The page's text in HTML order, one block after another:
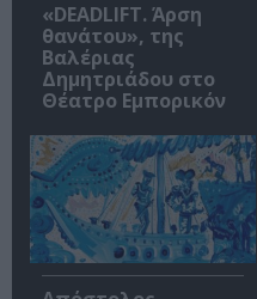
«DEADLIFT. Άρση
θανάτου», της
Βαλέριας
Δημητριάδου στο
Θέατρο Εμπορικόν